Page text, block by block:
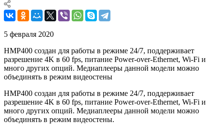
5 февраля 2020
HMP400 создан для работы в режиме 24/7, поддерживает
разрешение 4K в 60 fps, питание Power-over-Ethernet, Wi-Fi и
много других опций. Медиаплееры данной модели можно
объединять в режим видеостены
HMP400 создан для работы в режиме 24/7, поддерживает
разрешение 4K в 60 fps, питание Power-over-Ethernet, Wi-Fi и
много других опций. Медиаплееры данной модели можно
объединять в режим видеостены.